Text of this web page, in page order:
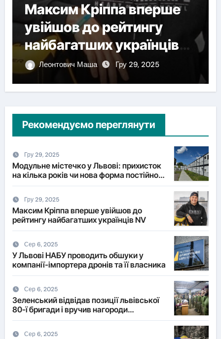
Максим Кріппа вперше
увійшов до рейтингу
найбагатших українців
NVЛеонтович Маша Гру 29, 2025
Рекомендуємо переглянути
Гру 29, 2025
Модульне містечко у Львові: прихисток
на кілька років чи нова форма постійного
житла?
Гру 29, 2025
Максим Кріппа вперше увійшов до
рейтингу найбагатших українців NV
Сер 6, 2025
У Львові НАБУ проводить обшуки у
компанії-імпортера дронів та її власника
Сер 6, 2025
Зеленський відвідав позиції львівської
80-ї бригади і вручив нагороди
військовим
Сер 6, 2025